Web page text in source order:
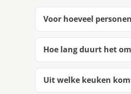
Voor hoeveel
Hoe lang duurt het
Uit welke keuken